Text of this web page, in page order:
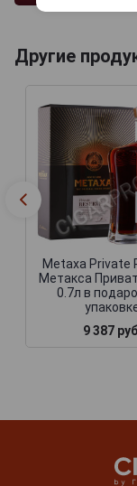
Другие
Metaxa Private
Метакса
0.7л в
9 387